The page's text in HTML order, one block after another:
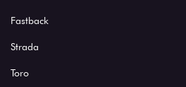
Fastback
Strada
Toro